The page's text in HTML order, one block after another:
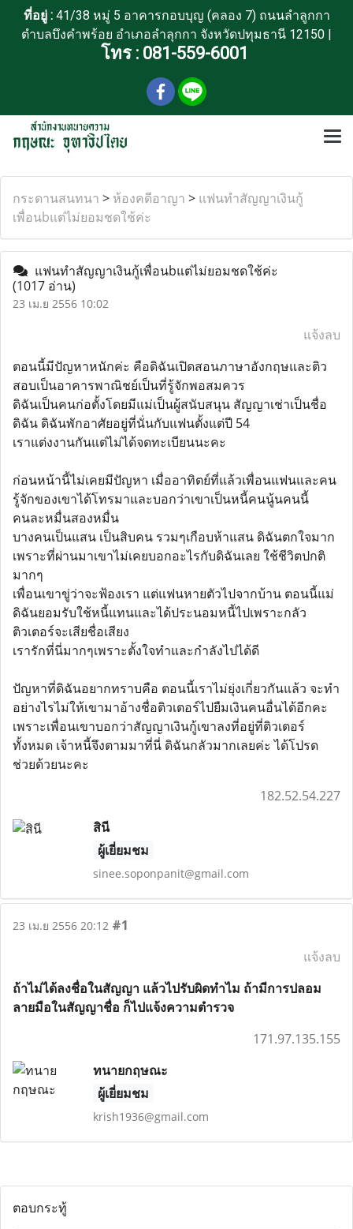
ที่อยู่ :41/38 หมู่ 5 อาคารกอบบุญ (คลอง 7) ถนนลำลูกกา
ตำบลบึงคำพร้อย อำเภอลำลุกกา จังหวัดปทุมธานี 12150 |
โทร : 081-559-6001
กระดานสนทนา > ห้องคดีอาญา > แฟนทำสัญญาเงินกู้
เพื่อนbแต่ไม่ยอมชดใช้ค่ะ
แฟนทำสัญญาเงินกู้เพื่อนbแต่ไม่ยอมชดใช้ค่ะ
(1017 อ่าน)
23 เม.ย 2556 10:02
แจ้งลบ
ตอนนี้มีปัญหาหนักค่ะ คือดิฉันเปิดสอนภาษาอังกฤษและติว
สอบเป็นอาคารพาณิชย์เป็นที่รู้จักพอสมควร
ดิฉันเป็นคนก่อตั้งโดยมีแม่เป็นผู้สนับสนุน สัญญาเช่าเป็นชื่อ
ดิฉัน ดิฉันพักอาศัยอยู่ที่นั่นกับแฟนตั้งแต่ปี 54
เราแต่งงานกันแต่ไม่ได้จดทะเบียนนะคะ
ก่อนหน้านี้ไม่เคยมีปัญหา เมื่ออาทิตย์ที่แล้วเพื่อนแฟนและคน
รู้จักของเขาได้โทรมาและบอกว่าเขาเป็นหนี้คนนู้นคนนี้
คนละหมื่นสองหมื่น
บางคนเป็นแสน เป็นสิบคน รวมๆเกือบห้าแสน ดิฉันตกใจมาก
เพราะที่ผ่านมาเขาไม่เคยบอกอะไรกับดิฉันเลย ใช้ชีวิตปกติ
มากๆ
เพื่อนเขาขู่ว่าจะฟ้องเรา แต่แฟนหายตัวไปจากบ้าน ตอนนี้แม่
ดิฉันยอมรับใช้หนี้แทนและได้ประนอมหนี้ไปเพราะกลัว
ติวเตอร์จะเสียชื่อเสียง
เรารักที่นี่มากๆเพราะตั้งใจทำและกำลังไปได้ดี
ปัญหาที่ดิฉันอยากทราบคือ ตอนนี้เราไม่ยุ่งเกี่ยวกันแล้ว จะทำ
อย่างไรไม่ให้เขามาอ้างชื่อติวเตอร์ไปยืมเงินคนอื่นได้อีกคะ
เพราะเพื่อนเขาบอกว่าสัญญาเงินกู้เขาลงที่อยู่ที่ติวเตอร์
ทั้งหมด เจ้าหนี้จึงตามมาที่นี่ ดิฉันกลัวมากเลยค่ะ ได้โปรด
ช่วยด้วยนะคะ
182.52.54.227
สินี
ผู้เยี่ยมชม
sinee.soponpanit@gmail.com
23 เม.ย 2556 20:12 #1
แจ้งลบ
ถ้าไม่ได้ลงชื่อในสัญญา แล้วไปรับผิดทำไม ถ้ามีการปลอม
ลายมือในสัญญาชื่อ ก็ไปแจ้งความตำรวจ
171.97.135.155
ทนายกฤษณะ
ผู้เยี่ยมชม
krish1936@gmail.com
ตอบกระทู้